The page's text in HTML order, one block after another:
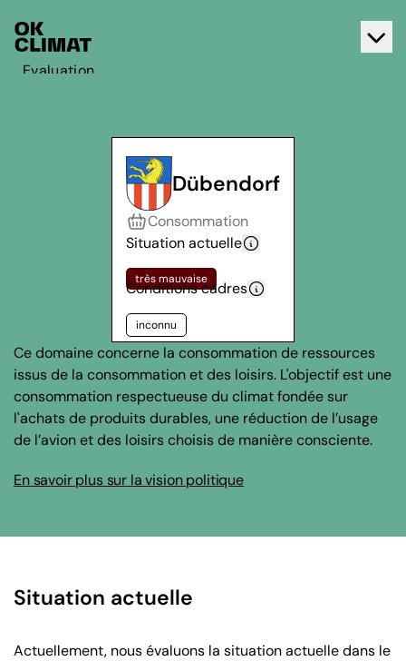
Evaluation
Dübendorf
Consommation
Situation actuelle
très mauvaise
Conditions cadres
inconnu
Ce domaine concerne la consommation de ressources
issus de la consommation et des loisirs. L'objectif est une
consommation respectueuse du climat fondée sur
l'achats de produits durables, une réduction de l’usage
de l’avion et des loisirs choisis de manière consciente.
En savoir plus sur la vision politique
Situation actuelle
Actuellement, nous évaluons la situation actuelle dans le